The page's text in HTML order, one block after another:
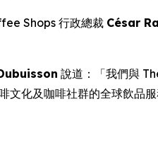
Shops行政總裁 César
說道：「我們與
化及咖啡社群的全球飲品